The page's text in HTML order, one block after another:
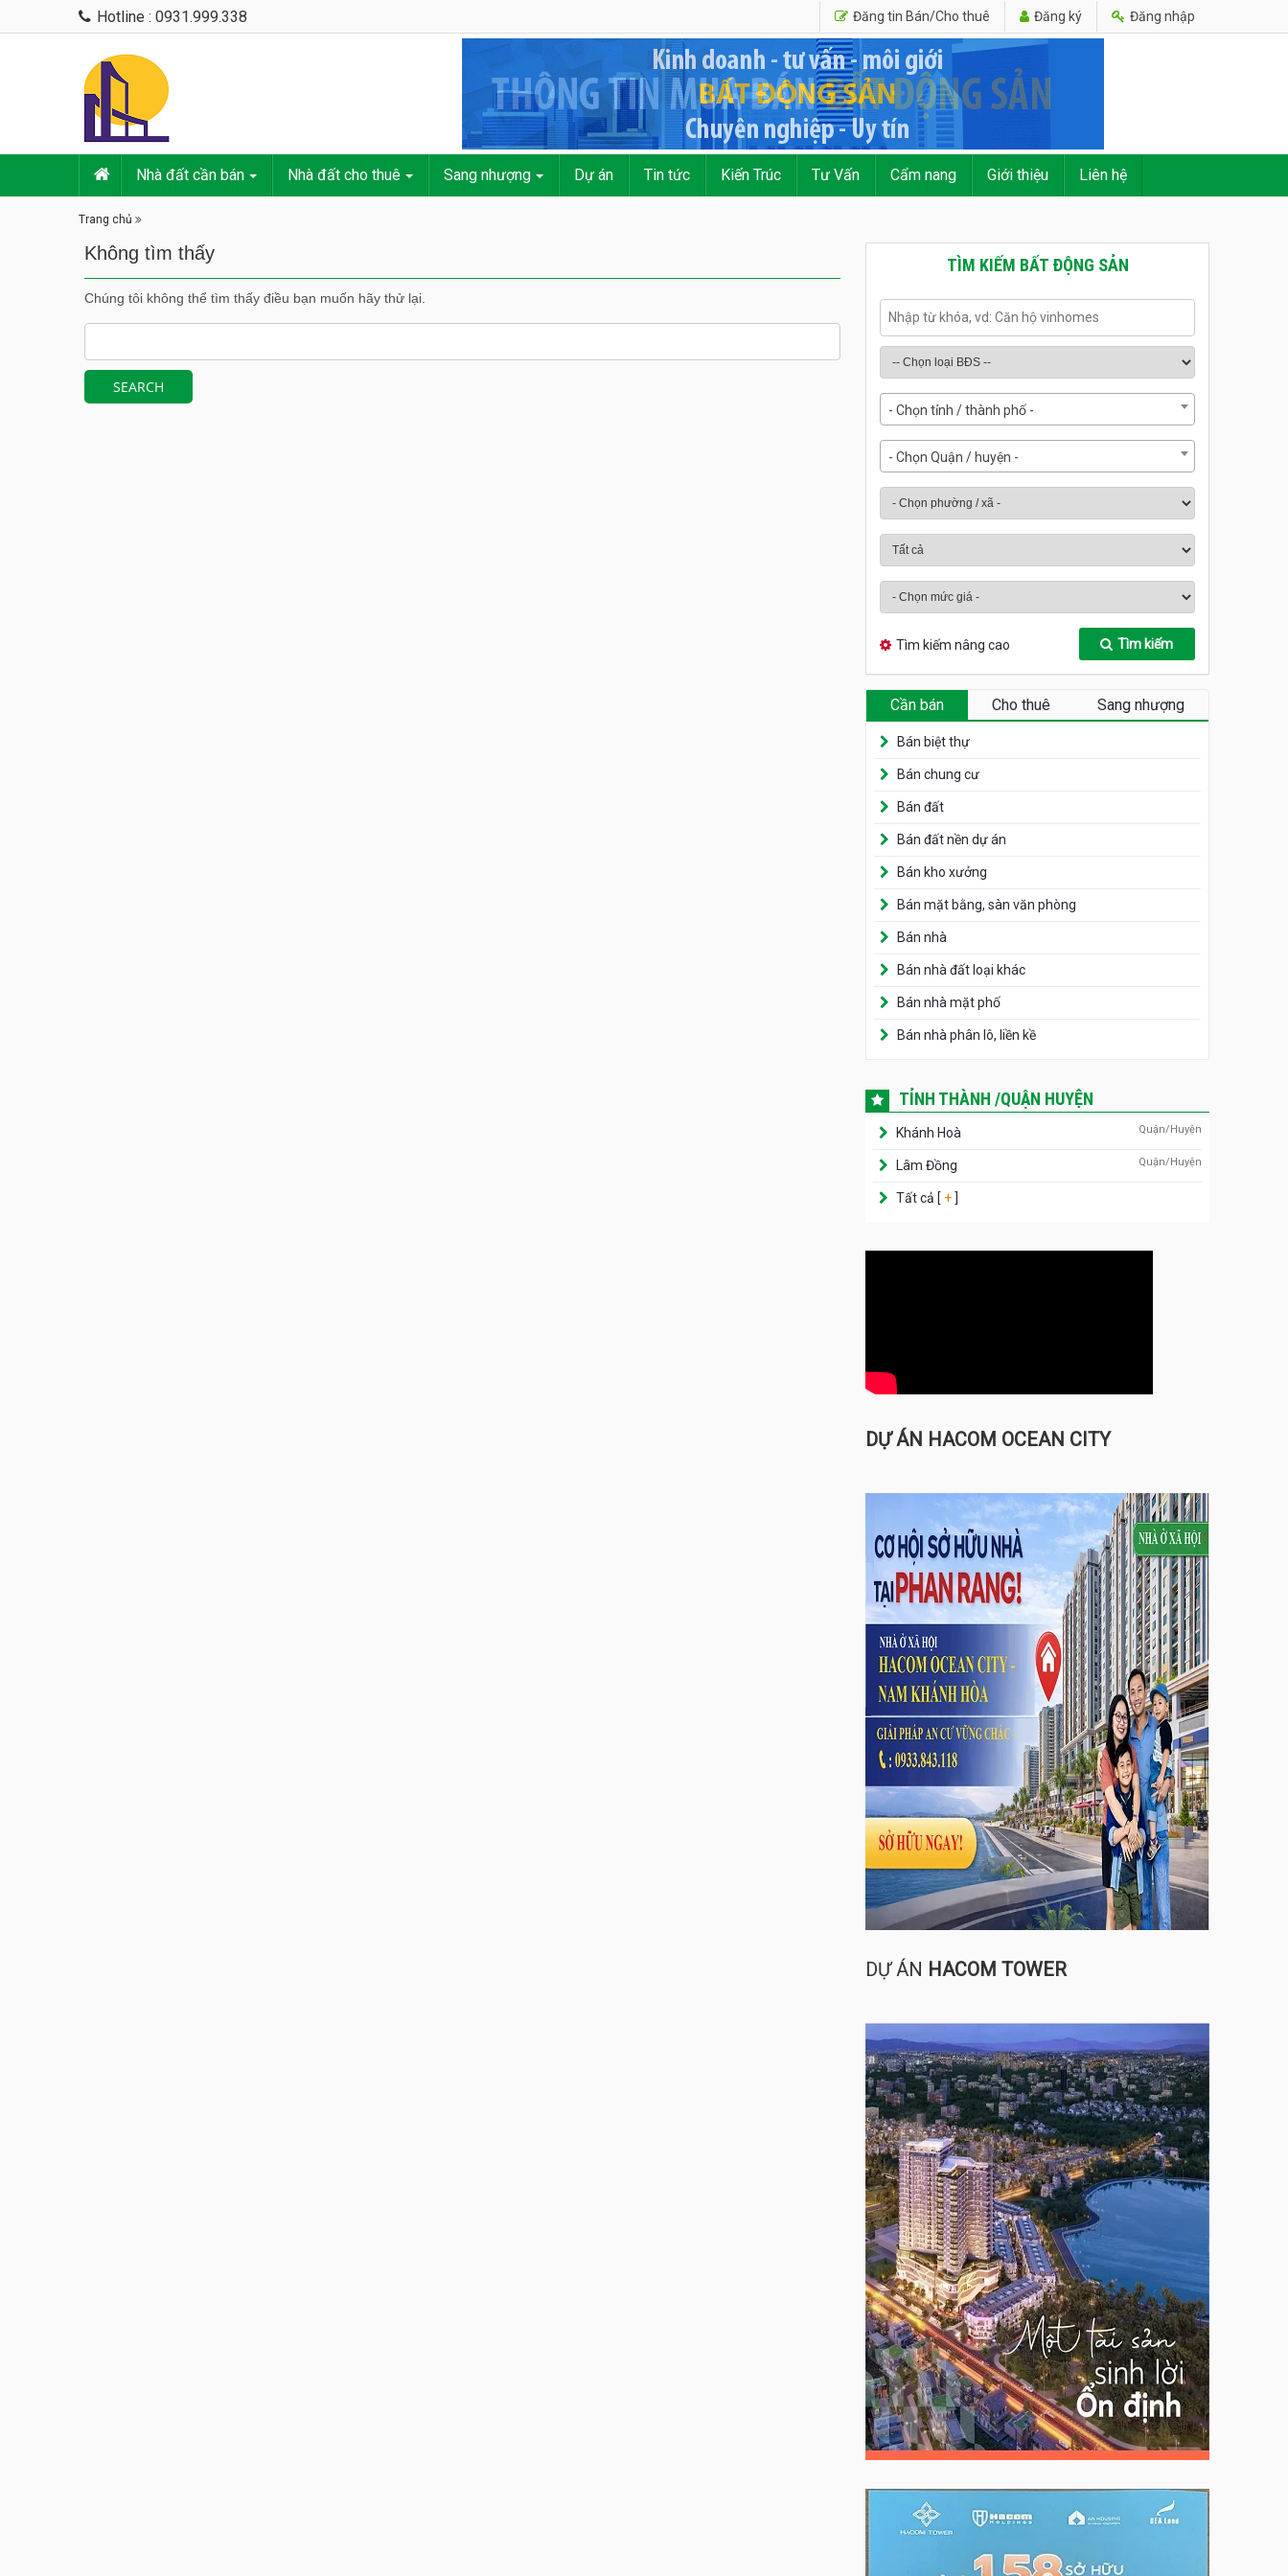
Hotline : 0931.999.338 Đăng tin Bán/Cho thuê Đăng ký Đăng nhập
Nhà đất cần bán Nhà đất cho thuê Sang nhượng Dự án Tin tức Kiến Trúc Tư Vấn Cẩm nang Giới thiệu Liên hệ
Trang chủ
Không tìm thấy
Chúng tôi không thể tìm thấy điều bạn muốn hãy thử lại.
TÌM KIẾM BẤT ĐỘNG SẢN
- Chọn tỉnh / thành phố -
- Chọn Quận / huyện -
Tìm kiếm nâng cao Tìm kiếm
Cần bán Cho thuê Sang nhượng
Bán biệt thự
Bán chung cư
Bán đất
Bán đất nền dự án
Bán kho xưởng
Bán mặt bằng, sàn văn phòng
Bán nhà
Bán nhà đất loại khác
Bán nhà mặt phố
Bán nhà phân lô, liền kề
TỈNH THÀNH /QUẬN HUYỆN
Khánh Hoà Quận/Huyện
Lâm Đồng Quận/Huyện
Tất cả [ + ]
DỰ ÁN HACOM OCEAN CITY
DỰ ÁN HACOM TOWER